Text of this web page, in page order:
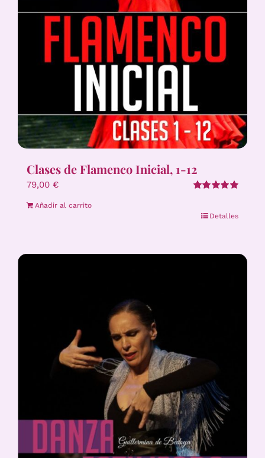
Clases de Flamenco Inicial, 1-12
79,00 €
Añadir al carrito
Detalles